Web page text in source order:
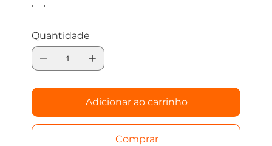
Quantidade
Adicionar ao carrinho
Comprar